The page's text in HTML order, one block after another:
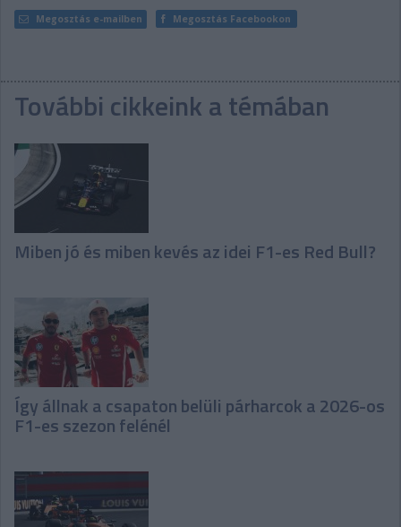
Megosztás e-mailben Megosztás Facebookon
További cikkeink a témában
Miben jó és miben kevés az idei F1-es Red Bull?
Így állnak a csapaton belüli párharcok a 2026-os
F1-es szezon felénél